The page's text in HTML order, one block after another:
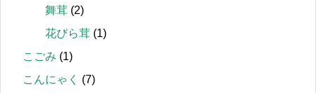
舞茸 (2)
花びら茸 (1)
こごみ (1)
こんにゃく
(7)